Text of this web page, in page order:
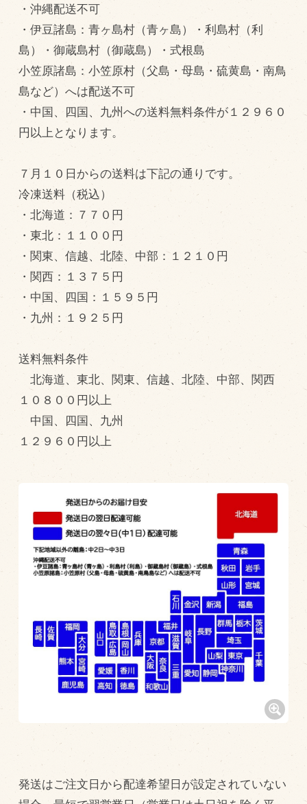
・沖縄配送不可
・伊豆諸島：青ヶ島村（青ヶ島）・利島村（利
島）・御蔵島村（御蔵島）・式根島
小笠原諸島：小笠原村（父島・母島・硫黄島・南鳥
島など）へは配送不可
・中国、四国、九州への送料無料条件が１２９６０
円以上となります。
７月１０日からの送料は下記の通りです。
冷凍送料（税込）
・北海道：７７０円
・東北：１１００円
・関東、信越、北陸、中部：１２１０円
・関西：１３７５円
・中国、四国：１５９５円
・九州：１９２５円
送料無料条件
北海道、東北、関東、信越、北陸、中部、関西
１０８００円以上
中国、四国、九州
１２９６０円以上
発送はご注文日から配達希望日が設定されていない
衛生管理体制
業務管理体制
品質管理体制
最新の設備
瑕疵とは
商品のご紹介
豊西牛
厚切ステーキ
ハンバーグ
黒にんにく
ギフト
取り扱い店
販売店
飲食店
その他
問い合わせ
Facebook
Twitter
Instagram